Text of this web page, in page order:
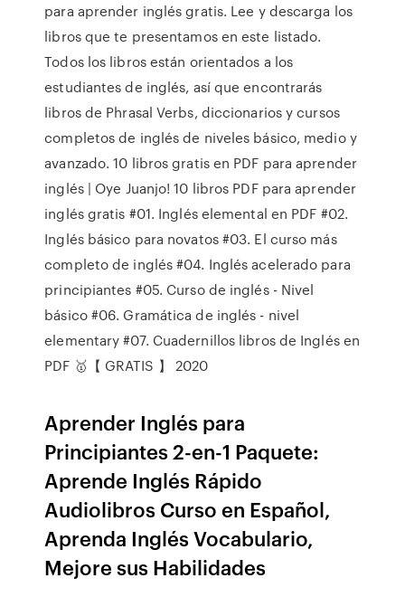
para aprender inglés gratis. Lee y descarga los
libros que te presentamos en este listado.
Todos los libros están orientados a los
estudiantes de inglés, así que encontrarás
libros de Phrasal Verbs, diccionarios y cursos
completos de inglés de niveles básico, medio y
avanzado. 10 libros gratis en PDF para aprender
inglés | Oye Juanjo! 10 libros PDF para aprender
inglés gratis #01. Inglés elemental en PDF #02.
Inglés básico para novatos #03. El curso más
completo de inglés #04. Inglés acelerado para
principiantes #05. Curso de inglés - Nivel
básico #06. Gramática de inglés - nivel
elementary #07. Cuadernillos libros de Inglés en
PDF 🥇【 GRATIS 】 2020
Aprender Inglés para
Principiantes 2-en-1 Paquete:
Aprende Inglés Rápido
Audiolibros Curso en Español,
Aprenda Inglés Vocabulario,
Mejore sus Habilidades